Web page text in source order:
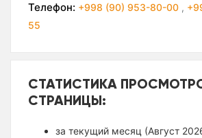
Телефон: +998 (90) 953-80-00 ,
55
СТАТИСТИКА
СТРАНИЦЫ:
за текущий месяц (Август